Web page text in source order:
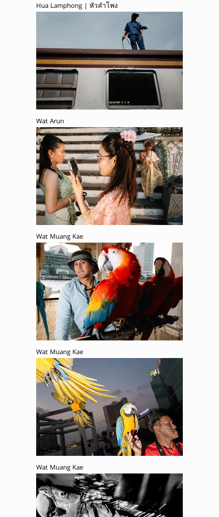
Hua Lamphong | หัวลำโพง
Wat Arun
Wat Muang Kae
Wat Muang Kae
Wat Muang Kae